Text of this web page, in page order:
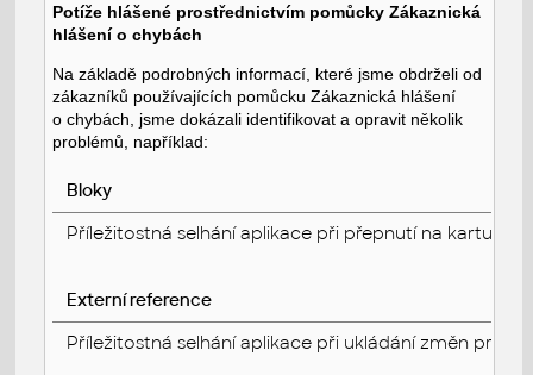
Potíže hlášené prostřednictvím pomůcky Zákaznická
hlášení o chybách
Na základě podrobných informací, které jsme obdrželi od
zákazníků používajících pomůcku Zákaznická hlášení
o chybách, jsme dokázali identifikovat a opravit několik
problémů, například:
Bloky
Příležitostná selhání aplikace při přepnutí na kartu
Externí reference
Příležitostná selhání aplikace při ukládání změn